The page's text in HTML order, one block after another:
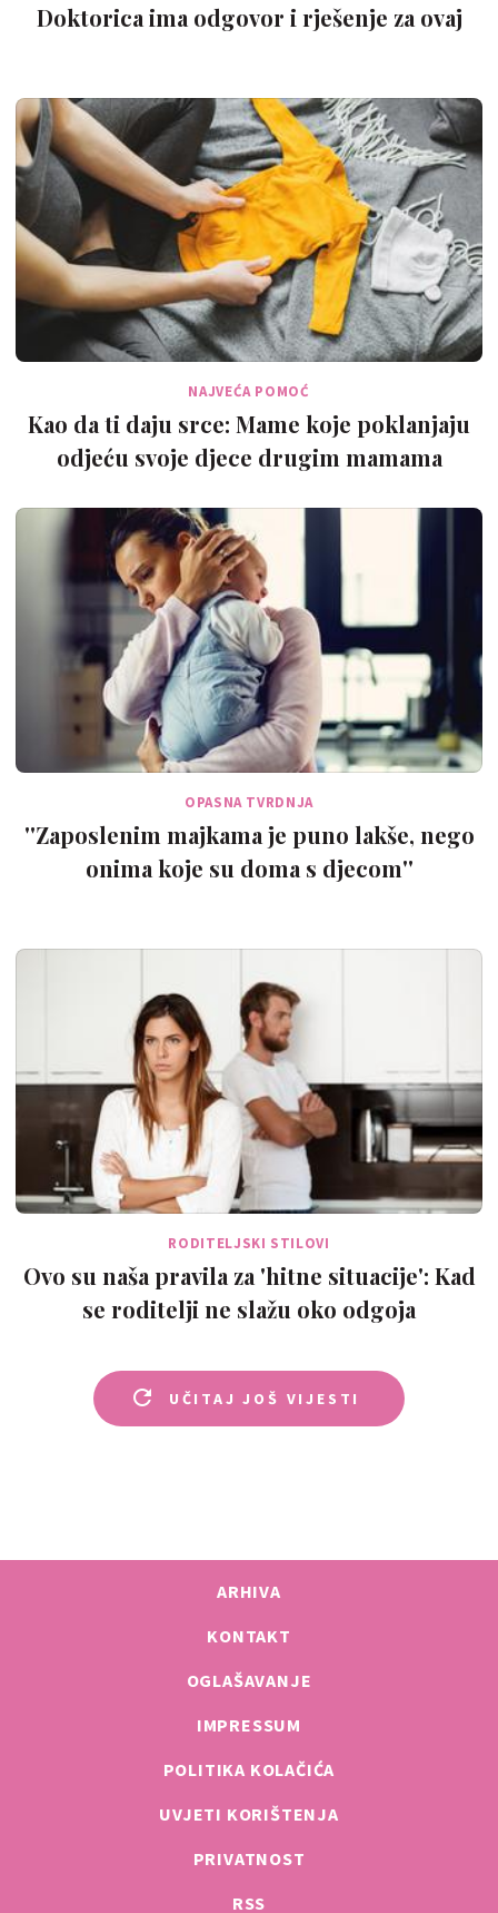
Doktorica ima odgovor i rješenje za ovaj
NAJVEĆA POMOĆ
Kao da ti daju srce: Mame koje poklanjaju
odjeću svoje djece drugim mamama
OPASNA TVRDNJA
''Zaposlenim majkama je puno lakše, nego
onima koje su doma s djecom''
RODITELJSKI STILOVI
Ovo su naša pravila za 'hitne situacije': Kad
se roditelji ne slažu oko odgoja
UČITAJ JOŠ VIJESTI
ARHIVA
KONTAKT
OGLAŠAVANJE
IMPRESSUM
POLITIKA KOLAČIĆA
UVJETI KORIŠTENJA
PRIVATNOST
RSS